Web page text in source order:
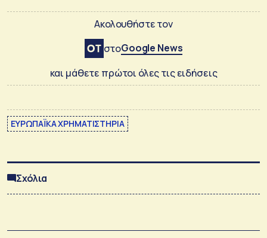
Ακολουθήστε τον
στοGoogle News
και μάθετε πρώτοι όλες τις ειδήσεις
ΕΥΡΩΠΑΪΚΑ ΧΡΗΜΑΤΙΣΤΗΡΙΑ
Σχόλια